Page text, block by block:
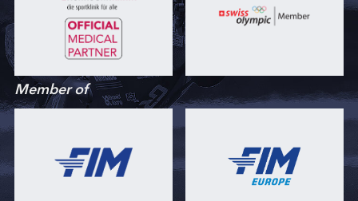
Member of